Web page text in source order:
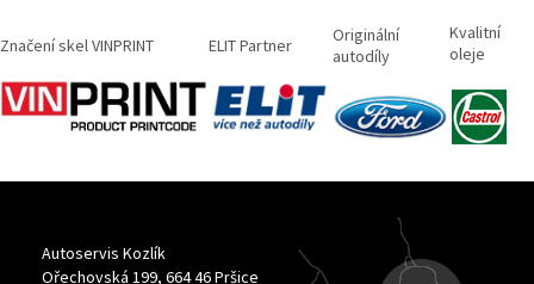
Značení skel VINPRINT ELIT Partner
Originální
autodíly
Kvalitní
oleje
Autoservis Kozlík
Ořechovská 199, 664 46 Pršice